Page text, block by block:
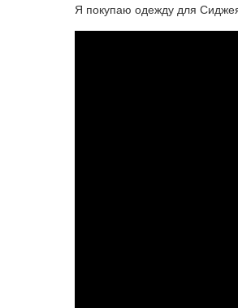
Я покупаю одежду для